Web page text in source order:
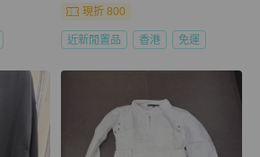
現折 800
近新閒置品 香港 免運